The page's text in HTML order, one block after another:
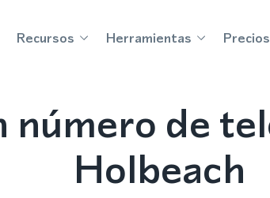
Recursos Herramientas Precios
número de
Holbeach